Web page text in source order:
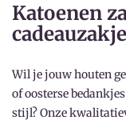
Katoenen
Wil je jouw houten
of oosterse
stijl? Onze